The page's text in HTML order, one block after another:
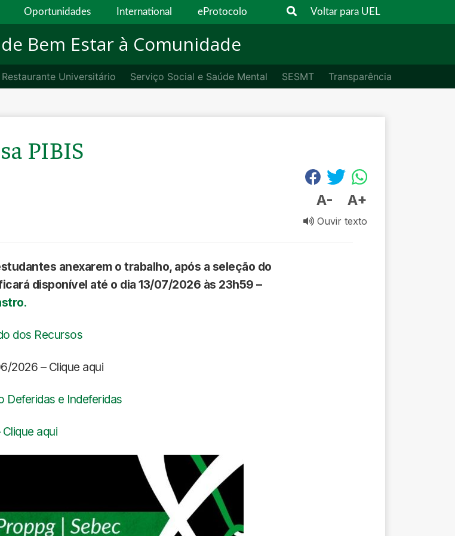
Oportunidades International eProtocolo Voltar para UEL
Bem Estar à Comunidade
Restaurante Universitário Serviço Social e Saúde Mental SESMT Transparência
PIBIS
A- A+
Ouvir texto
anexarem o trabalho, após a seleção do
disponível até o dia 13/07/2026 às 23h59 –
.
dos Recursos
2026 – Clique aqui
Deferidas e Indeferidas
aqui